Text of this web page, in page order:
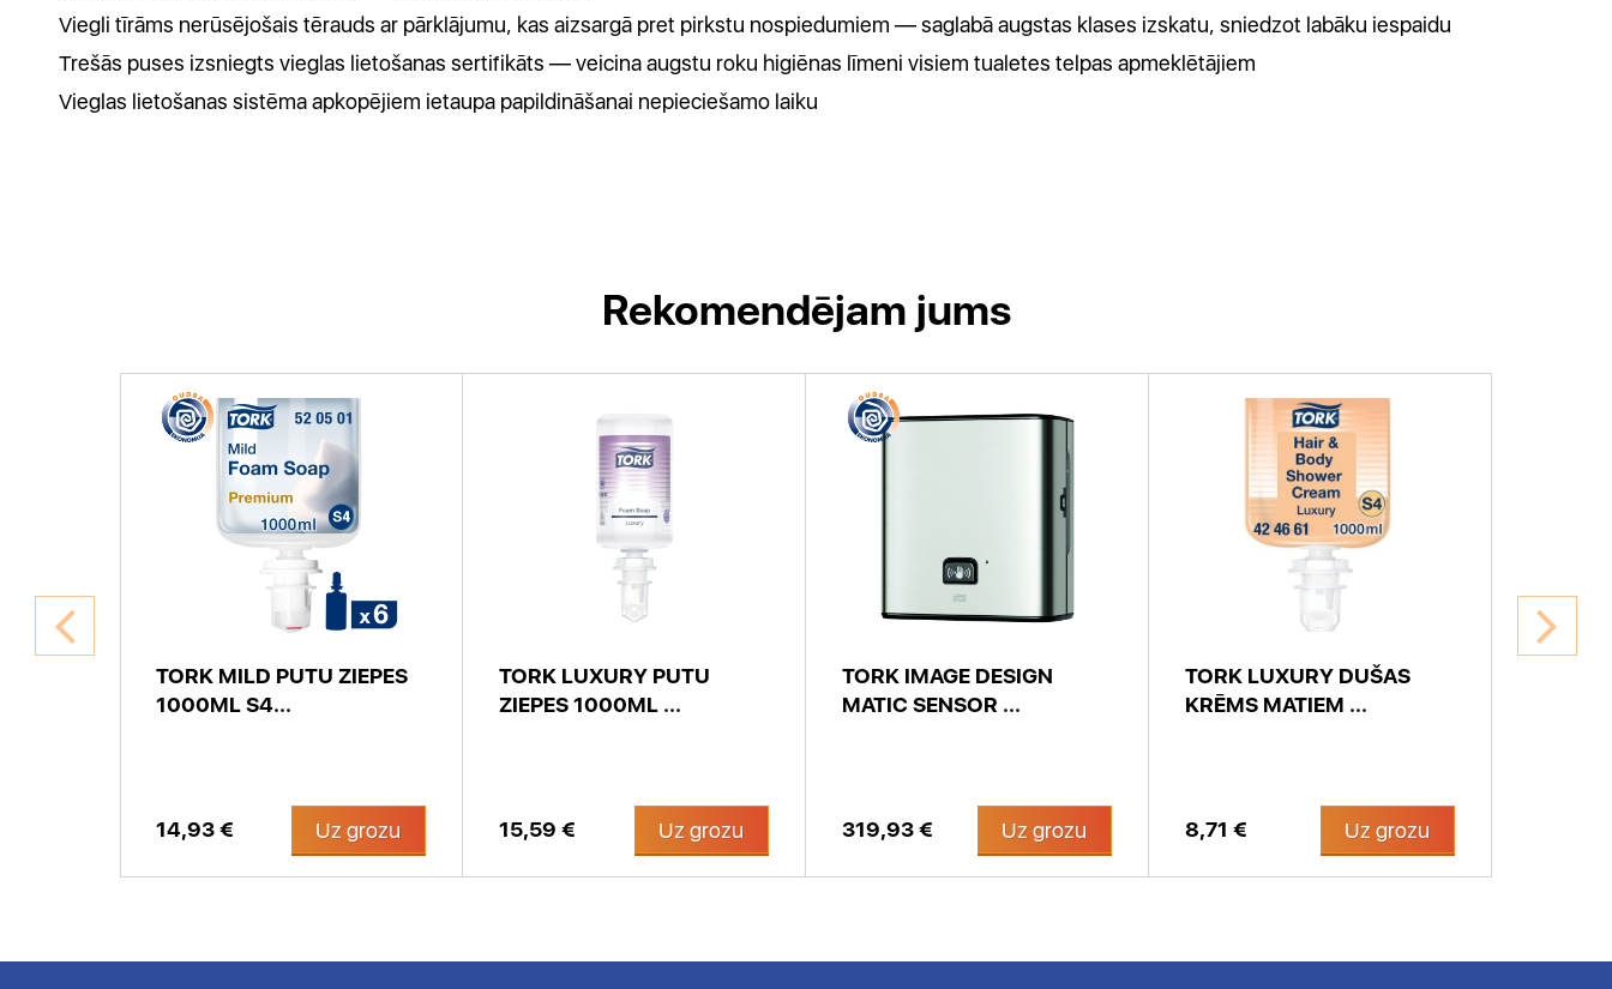
Viegli tīrāms nerūsējošais tērauds ar pārklājumu, kas aizsargā pret pirkstu nospiedumiem — saglabā augstas klases izskatu, sniedzot labāku iespaidu
Trešās puses izsniegts vieglas lietošanas sertifikāts — veicina augstu roku higiēnas līmeni visiem tualetes telpas apmeklētājiem
Vieglas lietošanas sistēma apkopējiem ietaupa papildināšanai nepieciešamo laiku
Rekomendējam jums
TORK MILD PUTU ZIEPES
1000ML S4...
14,93 € Uz grozu
TORK LUXURY PUTU
ZIEPES 1000ML ...
15,59 € Uz grozu
TORK IMAGE DESIGN
MATIC SENSOR ...
319,93 € Uz grozu
TORK LUXURY DUŠAS
KRĒMS MATIEM ...
8,71 € Uz grozu